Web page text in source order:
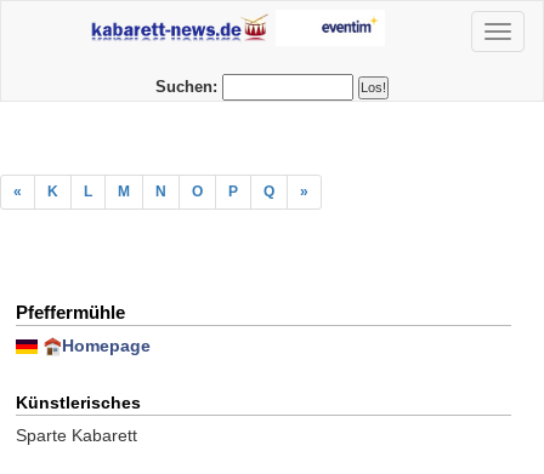
Suchen:
« K L M N O P Q »
Pfeffermühle
Homepage
Künstlerisches
Sparte Kabarett